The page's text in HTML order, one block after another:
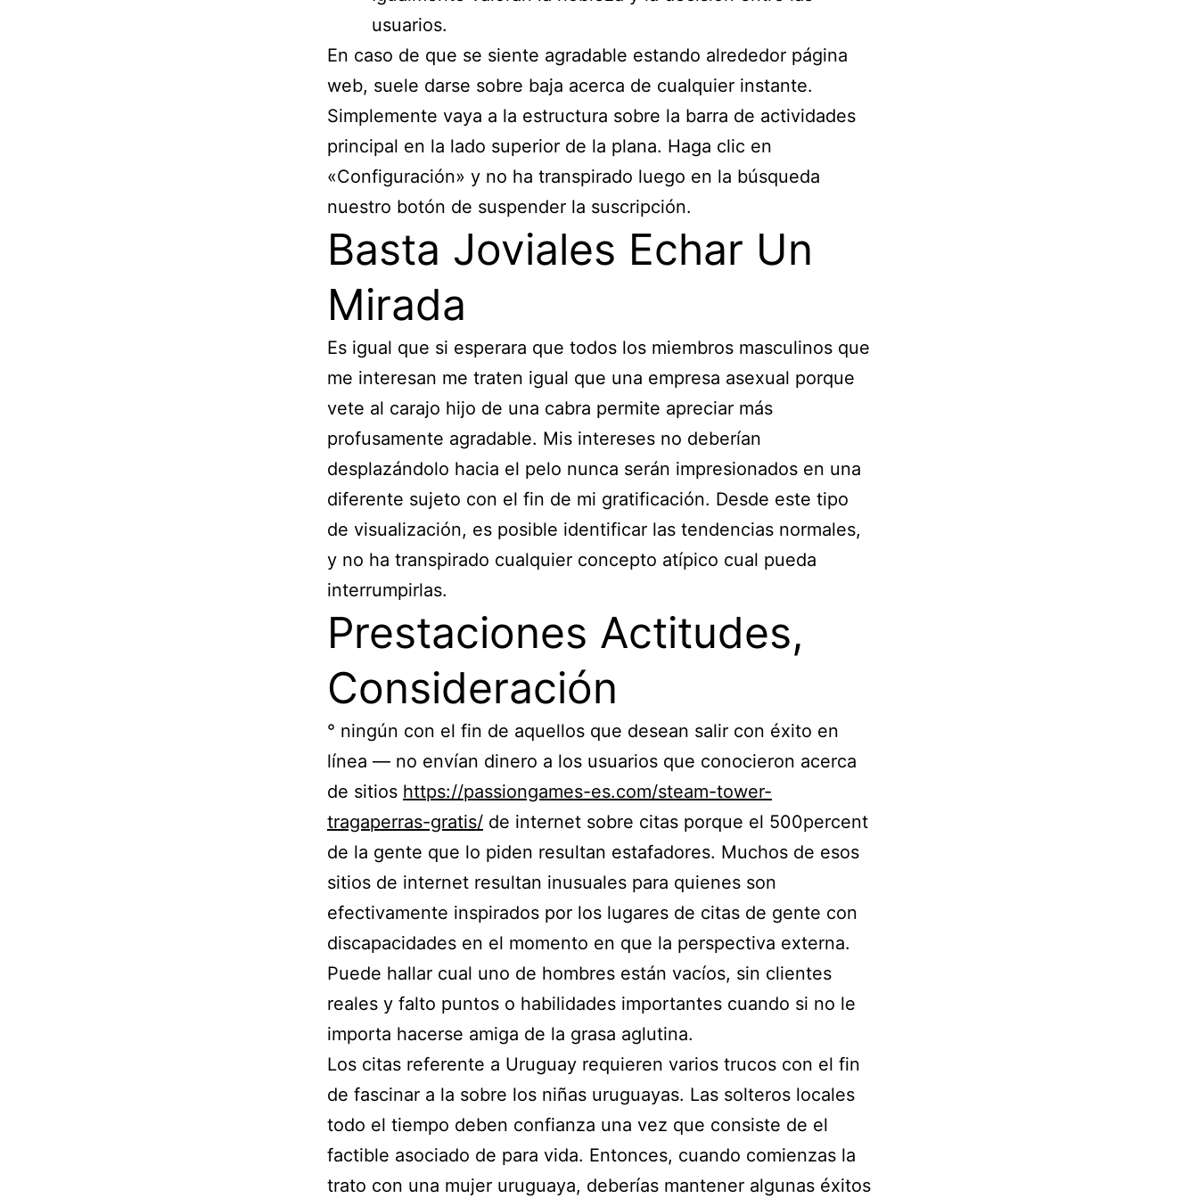
usuarios.
En caso de que se siente agradable estando alrededor página
web, suele darse sobre baja acerca de cualquier instante.
Simplemente vaya a la estructura sobre la barra de actividades
principal en la lado superior de la plana. Haga clic en
«Configuración» y no ha transpirado luego en la búsqueda
nuestro botón de suspender la suscripción.
Basta Joviales Echar Un
Mirada
Es igual que si esperara que todos los miembros masculinos que
me interesan me traten igual que una empresa asexual porque
vete al carajo hijo de una cabra permite apreciar más
profusamente agradable. Mis intereses no deberían
desplazándolo hacia el pelo nunca serán impresionados en una
diferente sujeto con el fin de mi gratificación. Desde este tipo
de visualización, es posible identificar las tendencias normales,
y no ha transpirado cualquier concepto atípico cual pueda
interrumpirlas.
Prestaciones Actitudes,
Consideración
° ningún con el fin de aquellos que desean salir con éxito en
línea — no envían dinero a los usuarios que conocieron acerca
de sitios https://passiongames-es.com/steam-tower-
tragaperras-gratis/ de internet sobre citas porque el 500percent
de la gente que lo piden resultan estafadores. Muchos de esos
sitios de internet resultan inusuales para quienes son
efectivamente inspirados por los lugares de citas de gente con
discapacidades en el momento en que la perspectiva externa.
Puede hallar cual uno de hombres están vacíos, sin clientes
reales y falto puntos o habilidades importantes cuando si no le
importa hacerse amiga de la grasa aglutina.
Los citas referente a Uruguay requieren varios trucos con el fin
de fascinar a la sobre los niñas uruguayas. Las solteros locales
todo el tiempo deben confianza una vez que consiste de el
factible asociado de para vida. Entonces, cuando comienzas la
trato con una mujer uruguaya, deberías mantener algunas éxitos